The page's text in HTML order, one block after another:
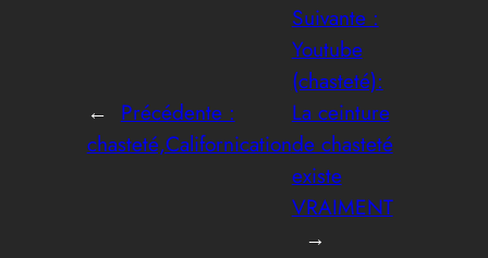
← Précédente :
chasteté,Californication
Suivante :
Youtube
(chasteté):
La ceinture
de chasteté
existe
VRAIMENT
→